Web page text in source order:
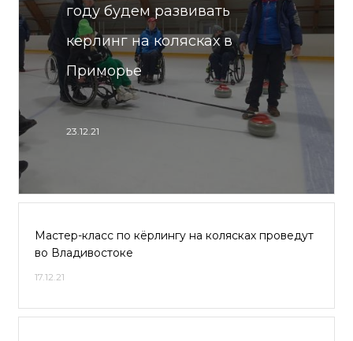
году будем развивать
керлинг на колясках в
Приморье
23.12.21
Мастер-класс по кёрлингу на колясках проведут
во Владивостоке
17.12.21